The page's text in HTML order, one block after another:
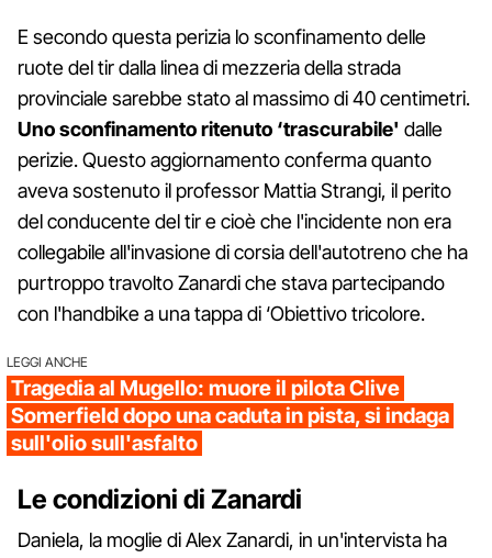
E secondo questa perizia lo sconfinamento delle
ruote del tir dalla linea di mezzeria della strada
provinciale sarebbe stato al massimo di 40 centimetri.
Uno sconfinamento ritenuto ‘trascurabile' dalle
perizie. Questo aggiornamento conferma quanto
aveva sostenuto il professor Mattia Strangi, il perito
del conducente del tir e cioè che l'incidente non era
collegabile all'invasione di corsia dell'autotreno che ha
purtroppo travolto Zanardi che stava partecipando
con l'handbike a una tappa di ‘Obiettivo tricolore.
LEGGI ANCHE
Tragedia al Mugello: muore il pilota Clive
Somerfield dopo una caduta in pista, si indaga
sull'olio sull'asfalto
Le condizioni di Zanardi
Daniela, la moglie di Alex Zanardi, in un'intervista ha